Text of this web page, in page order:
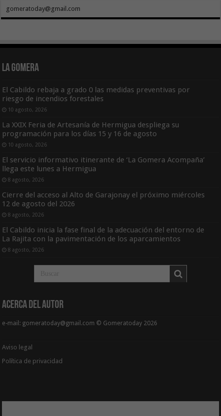
gomeratoday@gmail.com
La Gomera
El Cabildo rebaja a grado 0 las medidas preventivas por
riesgo de incendios forestales
10 agosto, 2026
La XXIX Feria de Artesanía de Hermigua despliega su
programación para los días 15 y 16 de agosto
10 agosto, 2026
El servicio informativo itinerante de ‘La Gomera Acompaña’
llega este lunes a Hermigua
8 agosto, 2026
Cierre del acceso al Alto de Garajonay el próximo miércoles
12 de agosto del 2026
8 agosto, 2026
El Cabildo inicia la fase final de la adecuación del entorno de
La Rajita con la pavimentación de los aparcamientos
8 agosto, 2026
Acerca del Autor
e-mail: gomeratoday@gmail.com © Gomeratoday 2026
Aviso legal
Política de privacidad